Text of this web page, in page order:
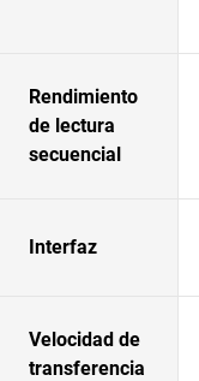
Rendimiento
de lectura
secuencial
Interfaz
Velocidad de
transferencia